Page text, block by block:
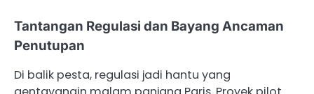
Tantangan Regulasi dan Bayang Ancaman
Penutupan
Di balik pesta, regulasi jadi hantu yang